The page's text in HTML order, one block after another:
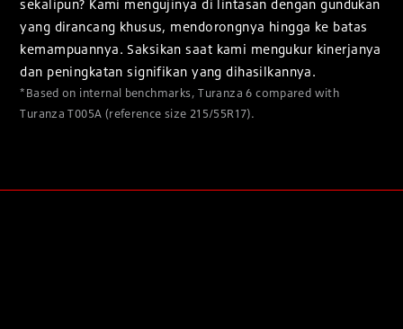
sekalipun? Kami mengujinya di lintasan dengan gundukan
yang dirancang khusus, mendorongnya hingga ke batas
kemampuannya. Saksikan saat kami mengukur kinerjanya
dan peningkatan signifikan yang dihasilkannya.
*Based on internal benchmarks, Turanza 6 compared with
Turanza T005A (reference size 215/55R17).